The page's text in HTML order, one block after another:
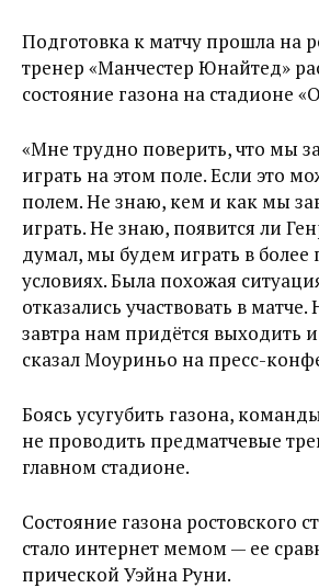
Подготовка к матчу прошла на
тренер «Манчестер Юнайтед»
состояние газона на стадионе
«Мне трудно поверить, что мы
играть на этом поле. Если это
полем. Не знаю, кем и как мы
играть. Не знаю, появится ли
думал, мы будем играть в
условиях. Была похожая
отказались участвовать в
завтра нам придётся выходить
сказал Моуриньо на пресс-
Боясь усугубить газона,
не проводить предматчевые
главном стадионе.
Состояние газона ростовского
стало интернет мемом — ее
прической Уэйна Руни.